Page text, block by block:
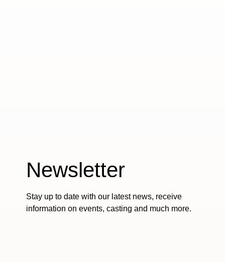
Newsletter
Stay up to date with our latest news, receive
information on events, casting and much more.